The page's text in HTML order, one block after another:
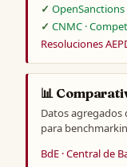
CNMC ·
Resoluciones
📊
Datos agregados
para
BdE · Central de